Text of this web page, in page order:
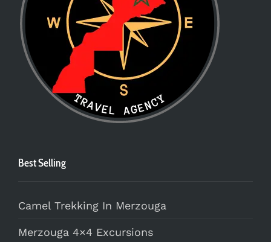
Best Selling
Camel Trekking In Merzouga
Merzouga 4×4 Excursions